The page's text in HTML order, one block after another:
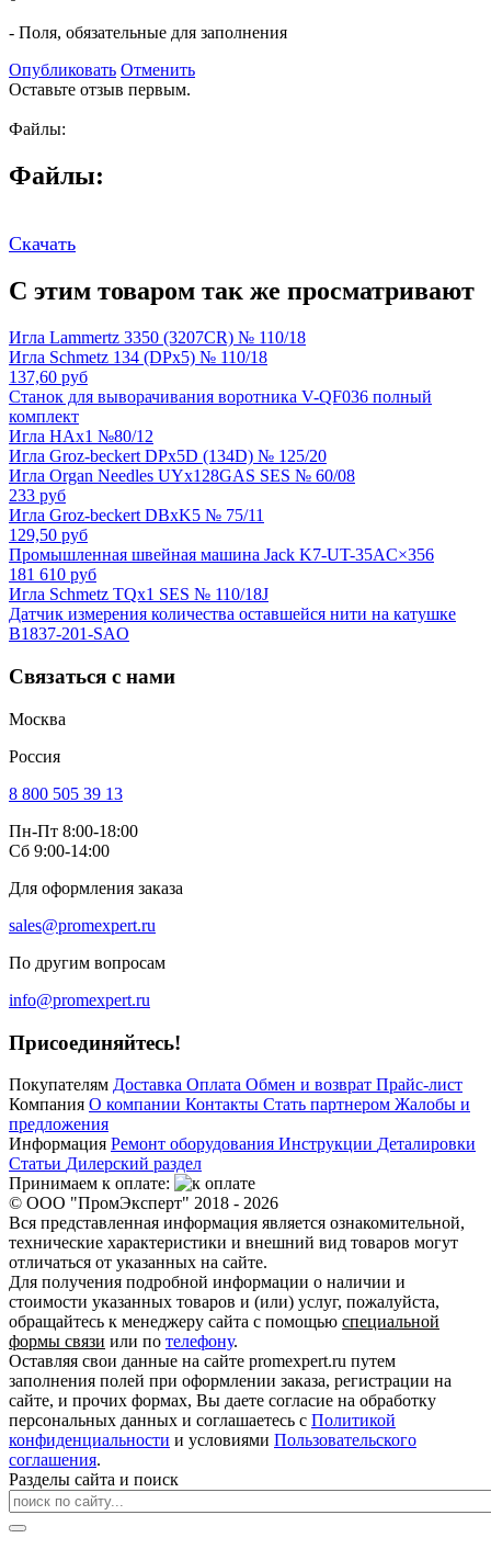
- Поля, обязательные для заполнения
Опубликовать Отменить
Оставьте отзыв первым.
Файлы:
Файлы:
Скачать
С этим товаром так же просматривают
Игла Lammertz 3350 (3207CR) № 110/18
Игла Schmetz 134 (DPx5) № 110/18
137,60 руб
Станок для выворачивания воротника V-QF036 полный
комплект
Игла HAx1 №80/12
Игла Groz-beckert DPx5D (134D) № 125/20
Игла Organ Needles UYx128GAS SES № 60/08
233 руб
Игла Groz-beckert DBxK5 № 75/11
129,50 руб
Промышленная швейная машина Jack K7-UT-35AC×356
181 610 руб
Игла Schmetz TQx1 SES № 110/18J
Датчик измерения количества оставшейся нити на катушке
B1837-201-SAO
Связаться с нами
Москва
Россия
8 800 505 39 13
Пн-Пт 8:00-18:00
Сб 9:00-14:00
Для оформления заказа
sales@promexpert.ru
По другим вопросам
info@promexpert.ru
Присоединяйтесь!
Покупателям Доставка Оплата Обмен и возврат Прайс-лист
Компания О компании Контакты Стать партнером Жалобы и
предложения
Информация Ремонт оборудования Инструкции Деталировки
Статьи Дилерский раздел
Принимаем к оплате:
© ООО "ПромЭксперт" 2018 - 2026
Вся представленная информация является ознакомительной,
технические характеристики и внешний вид товаров могут
отличаться от указанных на сайте.
Для получения подробной информации о наличии и
стоимости указанных товаров и (или) услуг, пожалуйста,
обращайтесь к менеджеру сайта с помощью специальной
формы связи или по телефону.
Оставляя свои данные на сайте promexpert.ru путем
заполнения полей при оформлении заказа, регистрации на
сайте, и прочих формах, Вы даете согласие на обработку
персональных данных и соглашаетесь с Политикой
конфиденциальности и условиями Пользовательского
соглашения.
Разделы сайта и поиск